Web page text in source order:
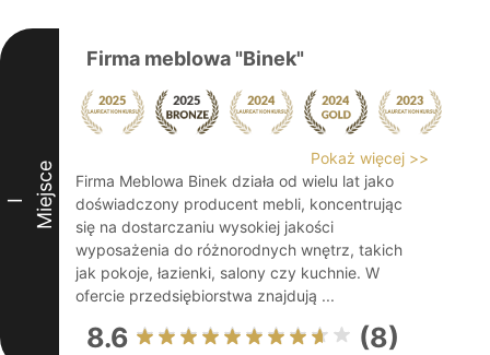
I Miejsce
Firma meblowa "Binek"
Pokaż więcej >>
Firma Meblowa Binek działa od wielu lat jako
doświadczony producent mebli, koncentrując
się na dostarczaniu wysokiej jakości
wyposażenia do różnorodnych wnętrz, takich
jak pokoje, łazienki, salony czy kuchnie. W
ofercie przedsiębiorstwa znajdują ...
8.6 (8)